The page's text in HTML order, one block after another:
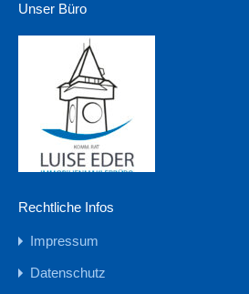
Unser Büro
Rechtliche Infos
Impressum
Datenschutz